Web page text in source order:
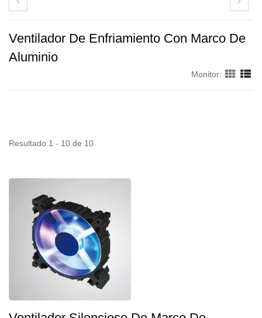
Ventilador De Enfriamiento Con Marco De
Aluminio
Monitor:
Resultado 1 - 10 de 10